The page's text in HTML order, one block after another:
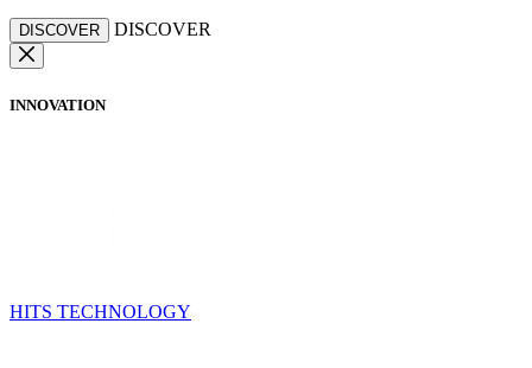
DISCOVER DISCOVER
INNOVATION
HITS TECHNOLOGY